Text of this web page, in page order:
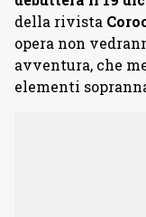
della rivista
opera non
avventura, che
elementi